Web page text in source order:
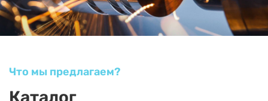
Что мы предлагаем?
Каталог